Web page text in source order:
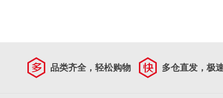
品类齐全，轻松购物 多仓直发，极